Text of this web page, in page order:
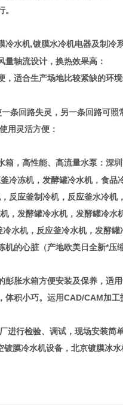
水机,镀膜水冷机电器及制冷
轴流设计，换热效果高：
适合生产场地比较紧缺的环境
条回路失灵，另一条回路可照
用灵活方便：
，高性能、高流量水泵： 深
冷冻机，发酵罐冷水机，食
反应釜制冷机，反应釜水冷
，发酵罐冷水机，发酵罐冷
水机，反应釜冷水机，发酵罐
的心脏（产地欧美日全新*
胀水箱方便安装及保养，适用
积小巧。运用CAD/CAM加
进行检验、调试，现场安装简
膜冷水机设备，北京镀膜冰